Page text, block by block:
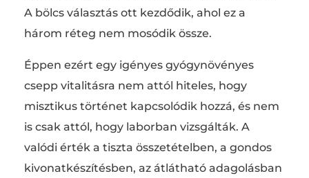
A bölcs választás ott kezdődik, ahol ez a
három réteg nem mosódik össze.
Éppen ezért egy igényes gyógynövényes
csepp vitalitásra nem attól hiteles, hogy
misztikus történet kapcsolódik hozzá, és nem
is csak attól, hogy laborban vizsgálták. A
valódi érték a tiszta összetételben, a gondos
kivonatkészítésben, az átlátható adagolásban